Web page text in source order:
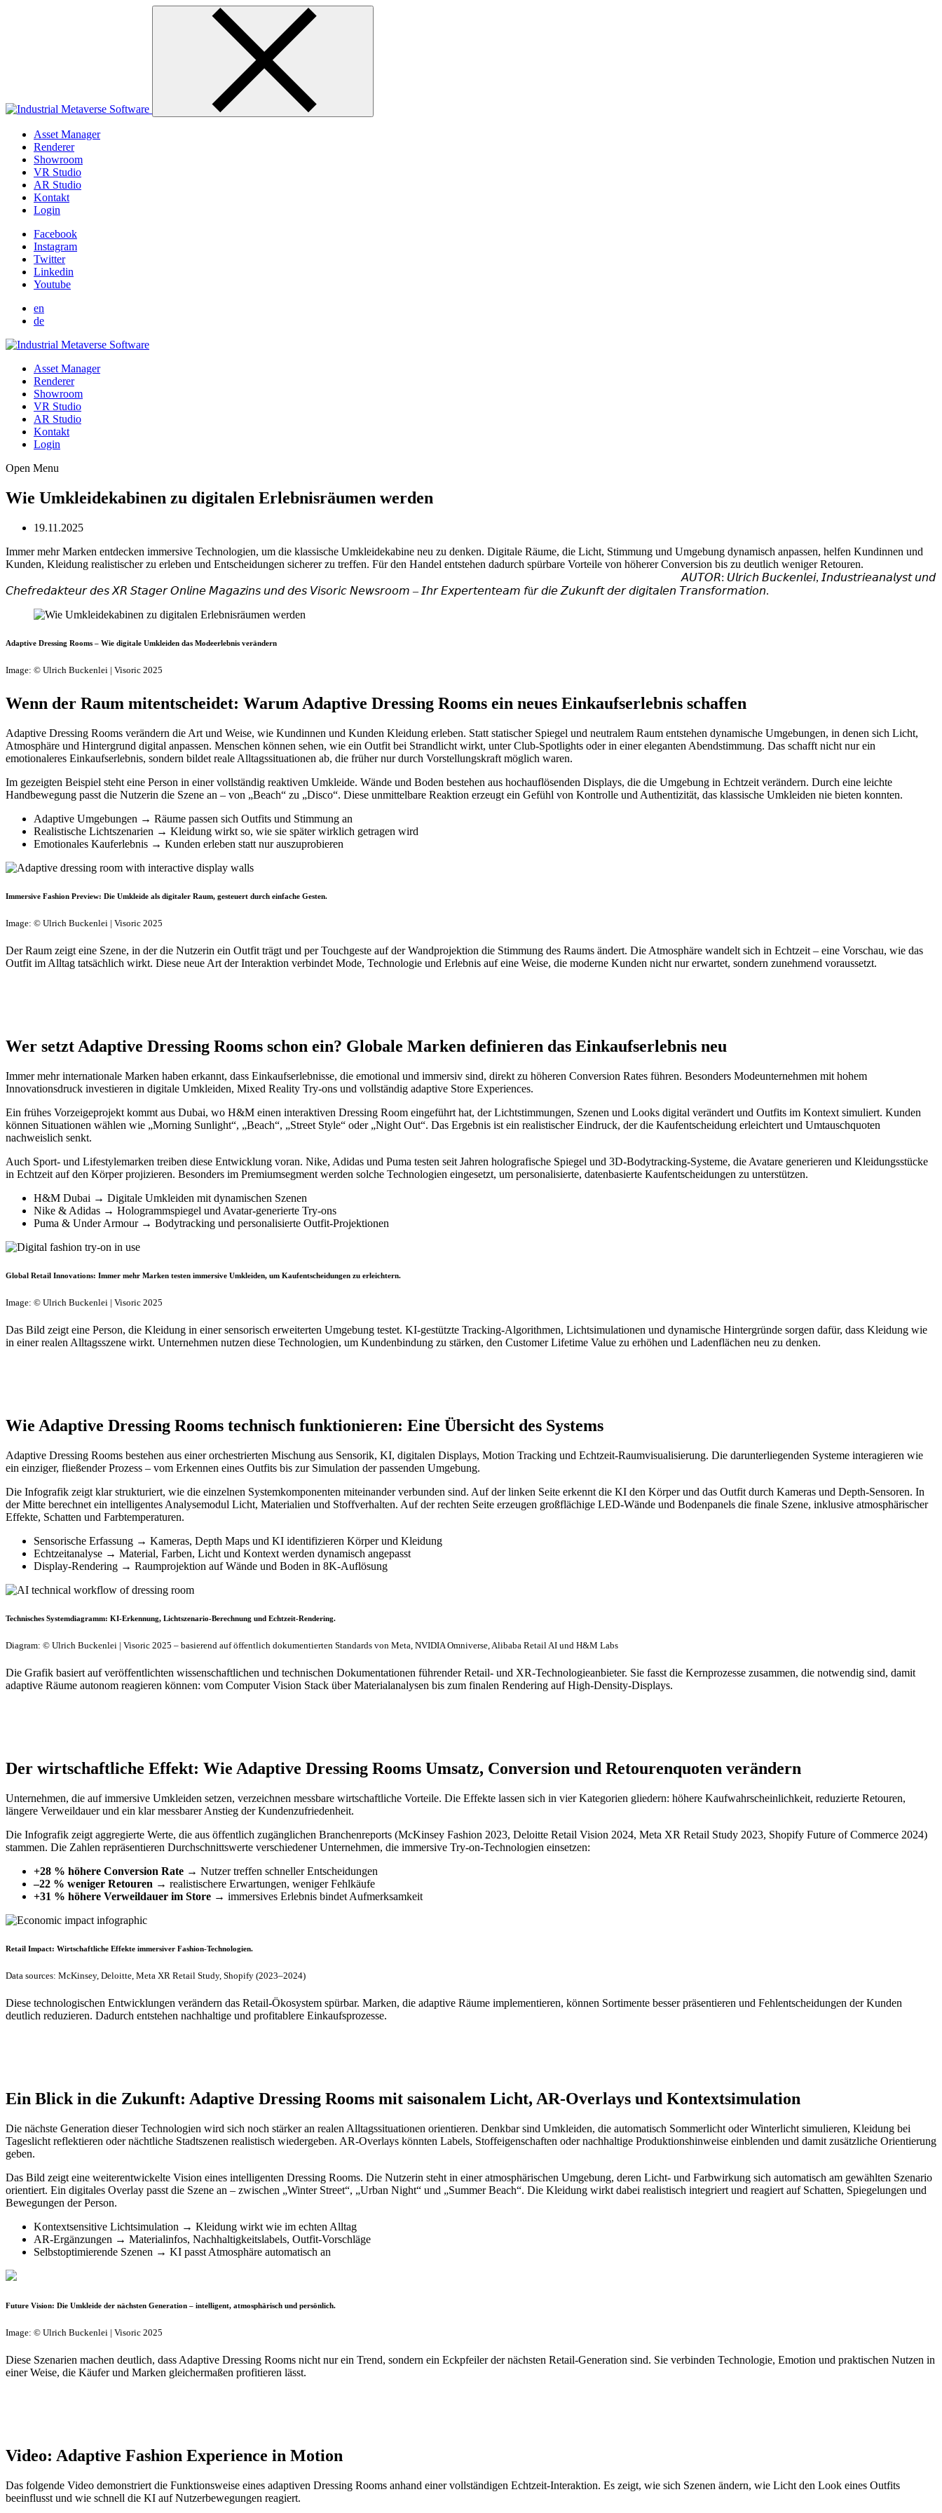
Asset Manager
Renderer
Showroom
VR Studio
AR Studio
Kontakt
Login
Facebook
Instagram
Twitter
Linkedin
Youtube
en
de
Asset Manager
Renderer
Showroom
VR Studio
AR Studio
Kontakt
Login
Open Menu
Wie Umkleidekabinen zu digitalen Erlebnisräumen werden
19.11.2025
Immer mehr Marken entdecken immersive Technologien, um die klassische Umkleidekabine neu zu denken. Digitale Räume, die Licht, Stimmung und Umgebung dynamisch anpassen, helfen Kundinnen und
Kunden, Kleidung realistischer zu erleben und Entscheidungen sicherer zu treffen. Für den Handel entstehen dadurch spürbare Vorteile von höherer Conversion bis zu deutlich weniger Retouren.
𝘈𝘜𝘛𝘖𝘙: 𝘜𝘭𝘳𝘪𝘤𝘩 𝘉𝘶𝘤𝘬𝘦𝘯𝘭𝘦𝘪, 𝘐𝘯𝘥𝘶𝘴𝘵𝘳𝘪𝘦𝘢𝘯𝘢𝘭𝘺𝘴𝘵 𝘶𝘯𝘥
𝘊𝘩𝘦𝘧𝘳𝘦𝘥𝘢𝘬𝘵𝘦𝘶𝘳 𝘥𝘦𝘴 𝘟𝘙 𝘚𝘵𝘢𝘨𝘦𝘳 𝘖𝘯𝘭𝘪𝘯𝘦 𝘔𝘢𝘨𝘢𝘻𝘪𝘯𝘴 𝘶𝘯𝘥 𝘥𝘦𝘴 𝘝𝘪𝘴𝘰𝘳𝘪𝘤 𝘕𝘦𝘸𝘴𝘳𝘰𝘰𝘮 – 𝘐𝘩𝘳 𝘌𝘹𝘱𝘦𝘳𝘵𝘦𝘯𝘵𝘦𝘢𝘮 𝘧ü𝘳 𝘥𝘪𝘦 𝘡𝘶𝘬𝘶𝘯𝘧𝘵 𝘥𝘦𝘳 𝘥𝘪𝘨𝘪𝘵𝘢𝘭𝘦𝘯 𝘛𝘳𝘢𝘯𝘴𝘧𝘰𝘳𝘮𝘢𝘵𝘪𝘰𝘯.
Adaptive Dressing Rooms – Wie digitale Umkleiden das Modeerlebnis verändern
Image: © Ulrich Buckenlei | Visoric 2025
Wenn der Raum mitentscheidet: Warum Adaptive Dressing Rooms ein neues Einkaufserlebnis schaffen
Adaptive Dressing Rooms verändern die Art und Weise, wie Kundinnen und Kunden Kleidung erleben. Statt statischer Spiegel und neutralem Raum entstehen dynamische Umgebungen, in denen sich Licht,
Atmosphäre und Hintergrund digital anpassen. Menschen können sehen, wie ein Outfit bei Strandlicht wirkt, unter Club-Spotlights oder in einer eleganten Abendstimmung. Das schafft nicht nur ein
emotionaleres Einkaufserlebnis, sondern bildet reale Alltagssituationen ab, die früher nur durch Vorstellungskraft möglich waren.
Im gezeigten Beispiel steht eine Person in einer vollständig reaktiven Umkleide. Wände und Boden bestehen aus hochauflösenden Displays, die die Umgebung in Echtzeit verändern. Durch eine leichte
Handbewegung passt die Nutzerin die Szene an – von „Beach“ zu „Disco“. Diese unmittelbare Reaktion erzeugt ein Gefühl von Kontrolle und Authentizität, das klassische Umkleiden nie bieten konnten.
Adaptive Umgebungen → Räume passen sich Outfits und Stimmung an
Realistische Lichtszenarien → Kleidung wirkt so, wie sie später wirklich getragen wird
Emotionales Kauferlebnis → Kunden erleben statt nur auszuprobieren
Immersive Fashion Preview: Die Umkleide als digitaler Raum, gesteuert durch einfache Gesten.
Image: © Ulrich Buckenlei | Visoric 2025
Der Raum zeigt eine Szene, in der die Nutzerin ein Outfit trägt und per Touchgeste auf der Wandprojektion die Stimmung des Raums ändert. Die Atmosphäre wandelt sich in Echtzeit – eine Vorschau, wie das
Outfit im Alltag tatsächlich wirkt. Diese neue Art der Interaktion verbindet Mode, Technologie und Erlebnis auf eine Weise, die moderne Kunden nicht nur erwartet, sondern zunehmend voraussetzt.
Wer setzt Adaptive Dressing Rooms schon ein? Globale Marken definieren das Einkaufserlebnis neu
Immer mehr internationale Marken haben erkannt, dass Einkaufserlebnisse, die emotional und immersiv sind, direkt zu höheren Conversion Rates führen. Besonders Modeunternehmen mit hohem
Innovationsdruck investieren in digitale Umkleiden, Mixed Reality Try-ons und vollständig adaptive Store Experiences.
Ein frühes Vorzeigeprojekt kommt aus Dubai, wo H&M einen interaktiven Dressing Room eingeführt hat, der Lichtstimmungen, Szenen und Looks digital verändert und Outfits im Kontext simuliert. Kunden
können Situationen wählen wie „Morning Sunlight“, „Beach“, „Street Style“ oder „Night Out“. Das Ergebnis ist ein realistischer Eindruck, der die Kaufentscheidung erleichtert und Umtauschquoten
nachweislich senkt.
Auch Sport- und Lifestylemarken treiben diese Entwicklung voran. Nike, Adidas und Puma testen seit Jahren holografische Spiegel und 3D-Bodytracking-Systeme, die Avatare generieren und Kleidungsstücke
in Echtzeit auf den Körper projizieren. Besonders im Premiumsegment werden solche Technologien eingesetzt, um personalisierte, datenbasierte Kaufentscheidungen zu unterstützen.
H&M Dubai → Digitale Umkleiden mit dynamischen Szenen
Nike & Adidas → Hologrammspiegel und Avatar-generierte Try-ons
Puma & Under Armour → Bodytracking und personalisierte Outfit-Projektionen
Global Retail Innovations: Immer mehr Marken testen immersive Umkleiden, um Kaufentscheidungen zu erleichtern.
Image: © Ulrich Buckenlei | Visoric 2025
Das Bild zeigt eine Person, die Kleidung in einer sensorisch erweiterten Umgebung testet. KI-gestützte Tracking-Algorithmen, Lichtsimulationen und dynamische Hintergründe sorgen dafür, dass Kleidung wie
in einer realen Alltagsszene wirkt. Unternehmen nutzen diese Technologien, um Kundenbindung zu stärken, den Customer Lifetime Value zu erhöhen und Ladenflächen neu zu denken.
Wie Adaptive Dressing Rooms technisch funktionieren: Eine Übersicht des Systems
Adaptive Dressing Rooms bestehen aus einer orchestrierten Mischung aus Sensorik, KI, digitalen Displays, Motion Tracking und Echtzeit-Raumvisualisierung. Die darunterliegenden Systeme interagieren wie
ein einziger, fließender Prozess – vom Erkennen eines Outfits bis zur Simulation der passenden Umgebung.
Die Infografik zeigt klar strukturiert, wie die einzelnen Systemkomponenten miteinander verbunden sind. Auf der linken Seite erkennt die KI den Körper und das Outfit durch Kameras und Depth-Sensoren. In
der Mitte berechnet ein intelligentes Analysemodul Licht, Materialien und Stoffverhalten. Auf der rechten Seite erzeugen großflächige LED-Wände und Bodenpanels die finale Szene, inklusive atmosphärischer
Effekte, Schatten und Farbtemperaturen.
Sensorische Erfassung → Kameras, Depth Maps und KI identifizieren Körper und Kleidung
Echtzeitanalyse → Material, Farben, Licht und Kontext werden dynamisch angepasst
Display-Rendering → Raumprojektion auf Wände und Boden in 8K-Auflösung
Technisches Systemdiagramm: KI-Erkennung, Lichtszenario-Berechnung und Echtzeit-Rendering.
Diagram: © Ulrich Buckenlei | Visoric 2025 – basierend auf öffentlich dokumentierten Standards von Meta, NVIDIA Omniverse, Alibaba Retail AI und H&M Labs
Die Grafik basiert auf veröffentlichten wissenschaftlichen und technischen Dokumentationen führender Retail- und XR-Technologieanbieter. Sie fasst die Kernprozesse zusammen, die notwendig sind, damit
adaptive Räume autonom reagieren können: vom Computer Vision Stack über Materialanalysen bis zum finalen Rendering auf High-Density-Displays.
Der wirtschaftliche Effekt: Wie Adaptive Dressing Rooms Umsatz, Conversion und Retourenquoten verändern
Unternehmen, die auf immersive Umkleiden setzen, verzeichnen messbare wirtschaftliche Vorteile. Die Effekte lassen sich in vier Kategorien gliedern: höhere Kaufwahrscheinlichkeit, reduzierte Retouren,
längere Verweildauer und ein klar messbarer Anstieg der Kundenzufriedenheit.
Die Infografik zeigt aggregierte Werte, die aus öffentlich zugänglichen Branchenreports (McKinsey Fashion 2023, Deloitte Retail Vision 2024, Meta XR Retail Study 2023, Shopify Future of Commerce 2024)
stammen. Die Zahlen repräsentieren Durchschnittswerte verschiedener Unternehmen, die immersive Try-on-Technologien einsetzen:
+28 % höhere Conversion Rate → Nutzer treffen schneller Entscheidungen
–22 % weniger Retouren → realistischere Erwartungen, weniger Fehlkäufe
+31 % höhere Verweildauer im Store → immersives Erlebnis bindet Aufmerksamkeit
Retail Impact: Wirtschaftliche Effekte immersiver Fashion-Technologien.
Data sources: McKinsey, Deloitte, Meta XR Retail Study, Shopify (2023–2024)
Diese technologischen Entwicklungen verändern das Retail-Ökosystem spürbar. Marken, die adaptive Räume implementieren, können Sortimente besser präsentieren und Fehlentscheidungen der Kunden
deutlich reduzieren. Dadurch entstehen nachhaltige und profitablere Einkaufsprozesse.
Ein Blick in die Zukunft: Adaptive Dressing Rooms mit saisonalem Licht, AR-Overlays und Kontextsimulation
Die nächste Generation dieser Technologien wird sich noch stärker an realen Alltagssituationen orientieren. Denkbar sind Umkleiden, die automatisch Sommerlicht oder Winterlicht simulieren, Kleidung bei
Tageslicht reflektieren oder nächtliche Stadtszenen realistisch wiedergeben. AR-Overlays könnten Labels, Stoffeigenschaften oder nachhaltige Produktionshinweise einblenden und damit zusätzliche Orientierung
geben.
Das Bild zeigt eine weiterentwickelte Vision eines intelligenten Dressing Rooms. Die Nutzerin steht in einer atmosphärischen Umgebung, deren Licht- und Farbwirkung sich automatisch am gewählten Szenario
orientiert. Ein digitales Overlay passt die Szene an – zwischen „Winter Street“, „Urban Night“ und „Summer Beach“. Die Kleidung wirkt dabei realistisch integriert und reagiert auf Schatten, Spiegelungen und
Bewegungen der Person.
Kontextsensitive Lichtsimulation → Kleidung wirkt wie im echten Alltag
AR-Ergänzungen → Materialinfos, Nachhaltigkeitslabels, Outfit-Vorschläge
Selbstoptimierende Szenen → KI passt Atmosphäre automatisch an
Future Vision: Die Umkleide der nächsten Generation – intelligent, atmosphärisch und persönlich.
Image: © Ulrich Buckenlei | Visoric 2025
Diese Szenarien machen deutlich, dass Adaptive Dressing Rooms nicht nur ein Trend, sondern ein Eckpfeiler der nächsten Retail-Generation sind. Sie verbinden Technologie, Emotion und praktischen Nutzen in
einer Weise, die Käufer und Marken gleichermaßen profitieren lässt.
Video: Adaptive Fashion Experience in Motion
Das folgende Video demonstriert die Funktionsweise eines adaptiven Dressing Rooms anhand einer vollständigen Echtzeit-Interaktion. Es zeigt, wie sich Szenen ändern, wie Licht den Look eines Outfits
beeinflusst und wie schnell die KI auf Nutzerbewegungen reagiert.